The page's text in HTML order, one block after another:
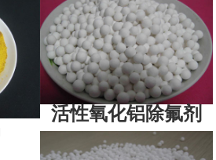
活性氧化铝除氟剂